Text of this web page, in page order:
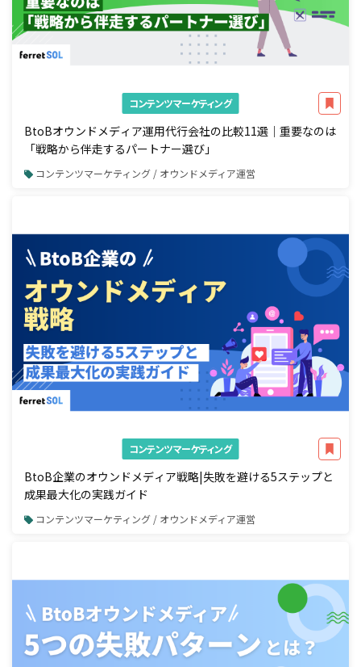
コンテンツマーケティング
BtoBオウンドメディア運用代行会社の比較11選｜重要なのは
「戦略から伴走するパートナー選び」
コンテンツマーケティング / オウンドメディア運営
コンテンツマーケティング
BtoB企業のオウンドメディア戦略|失敗を避ける5ステップと
成果最大化の実践ガイド
コンテンツマーケティング / オウンドメディア運営